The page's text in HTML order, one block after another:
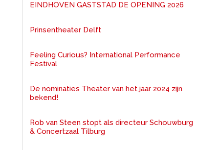
EINDHOVEN GASTSTAD DE OPENING 2026
Prinsentheater Delft
Feeling Curious? International Performance
Festival
De nominaties Theater van het jaar 2024 zijn
bekend!
Rob van Steen stopt als directeur Schouwburg
& Concertzaal Tilburg